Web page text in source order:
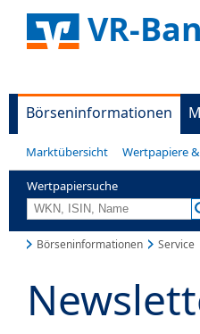
VR-
Börseninformationen
Marktübersicht Wertpapiere
Wertpapiersuche
Börseninformationen Service